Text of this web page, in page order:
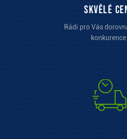
Skvělé
Rádi pro Vás
konkurence.